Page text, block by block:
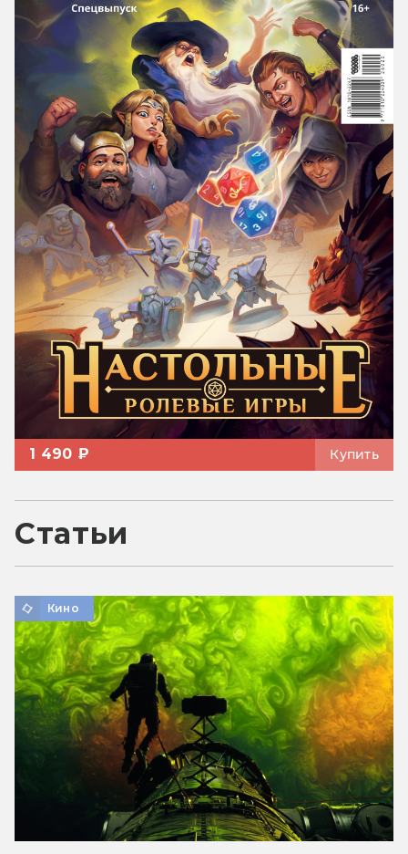
1 490 ₽ Купить
Статьи
Кино